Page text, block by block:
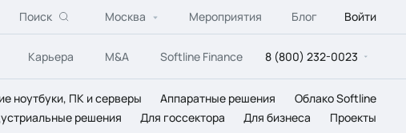
Поиск Москва Мероприятия Блог Войти
Карьера M&A Softline Finance 8 (800) 232-0023
ноутбуки, ПК и серверы Аппаратные решения
Облако Softline
решения Для госсектора Для бизнеса Проекты